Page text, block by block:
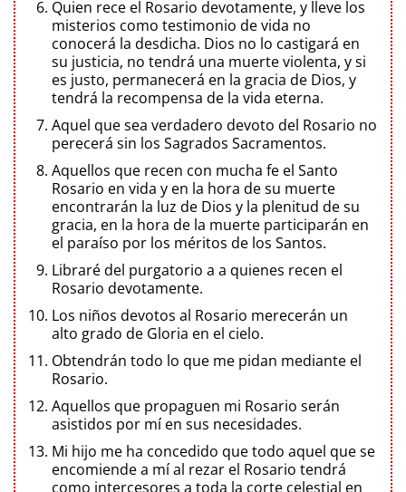
Quien rece el Rosario devotamente, y lleve los
misterios como testimonio de vida no
conocerá la desdicha. Dios no lo castigará en
su justicia, no tendrá una muerte violenta, y si
es justo, permanecerá en la gracia de Dios, y
tendrá la recompensa de la vida eterna.
Aquel que sea verdadero devoto del Rosario no
perecerá sin los Sagrados Sacramentos.
Aquellos que recen con mucha fe el Santo
Rosario en vida y en la hora de su muerte
encontrarán la luz de Dios y la plenitud de su
gracia, en la hora de la muerte participarán en
el paraíso por los méritos de los Santos.
Libraré del purgatorio a a quienes recen el
Rosario devotamente.
Los niños devotos al Rosario merecerán un
alto grado de Gloria en el cielo.
Obtendrán todo lo que me pidan mediante el
Rosario.
Aquellos que propaguen mi Rosario serán
asistidos por mí en sus necesidades.
Mi hijo me ha concedido que todo aquel que se
encomiende a mí al rezar el Rosario tendrá
como intercesores a toda la corte celestial en